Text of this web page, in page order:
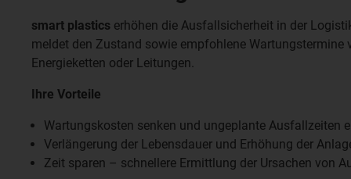
smart plastics erhöhen die Ausfallsicherheit in der
meldet den Zustand sowie empfohlene Wartungstermine
Energieketten oder Leitungen.
Ihre Vorteile
Wartungskosten senken und ungeplante Ausfallzeiten
Verlängerung der Lebensdauer und Erhöhung der
Zeit sparen – schnellere Ermittlung der Ursachen von